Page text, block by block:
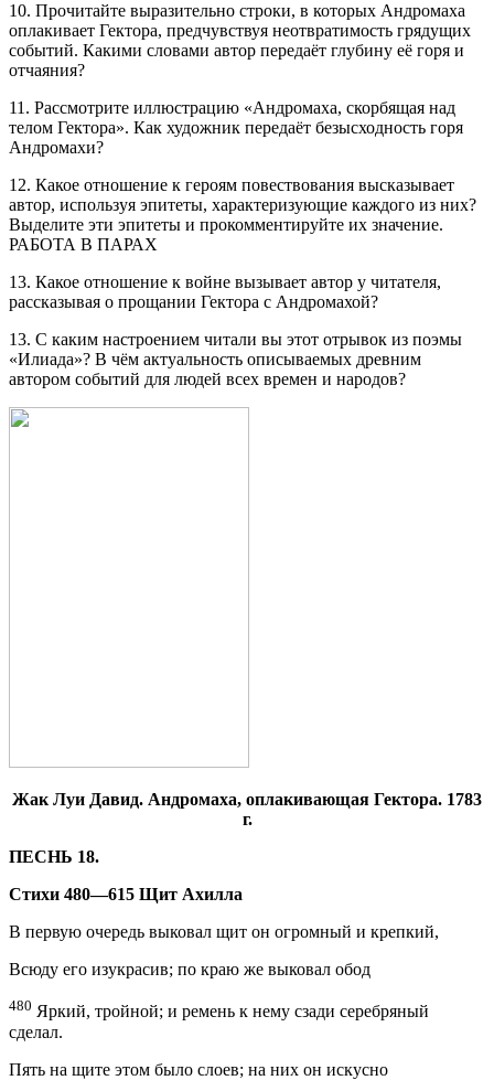
10. Прочитайте выразительно строки, в которых Андромаха
оплакивает Гектора, предчувствуя неотвратимость грядущих
событий. Какими словами автор передаёт глубину её горя и
отчаяния?
11. Рассмотрите иллюстрацию «Андромаха, скорбящая над
телом Гектора». Как художник передаёт безысходность горя
Андромахи?
12. Какое отношение к героям повествования высказывает
автор, используя эпитеты, характеризующие каждого из них?
Выделите эти эпитеты и прокомментируйте их значение.
РАБОТА В ПАРАХ
13. Какое отношение к войне вызывает автор у читателя,
рассказывая о прощании Гектора с Андромахой?
13. С каким настроением читали вы этот отрывок из поэмы
«Илиада»? В чём актуальность описываемых древним
автором событий для людей всех времен и народов?
Жак Луи Давид. Андромаха, оплакивающая Гектора. 1783
г.
ПЕСНЬ 18.
Стихи 480—615 Щит Ахилла
В первую очередь выковал щит он огромный и крепкий,
Всюду его изукрасив; по краю же выковал обод
480 Яркий, тройной; и ремень к нему сзади серебряный
сделал.
Пять на щите этом было слоев; на них он искусно